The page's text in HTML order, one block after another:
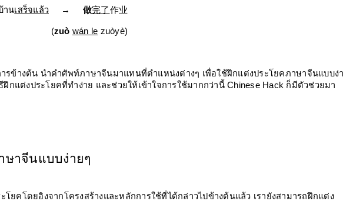
านเสร็จแล้ว → 做完了作业
(zuò wán le zuòyè)
ารข้างต้น นำคำศัพท์ภาษาจีนมาแทนที่ตำแหน่งต่างๆ เพื่อใช้ฝึกแต่งประโยคภาษาจีนแบบง่
กแต่งประโยคที่ทำง่าย และช่วยให้เข้าใจการใช้มากกว่านี้ Chinese Hack ก็มีตัวช่วยมา
ษาจีนแบบง่ายๆ
ดยอิงจากโครงสร้างและหลักการใช้ที่ได้กล่าวไปข้างต้นแล้ว เรายังสามารถฝึกแต่ง